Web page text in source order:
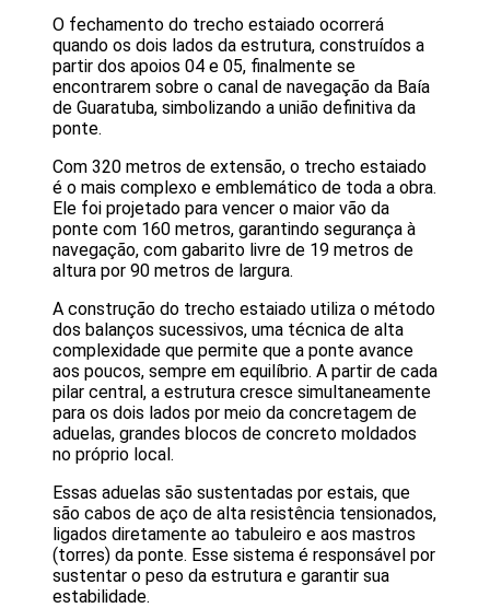
O fechamento do trecho estaiado ocorrerá
quando os dois lados da estrutura, construídos a
partir dos apoios 04 e 05, finalmente se
encontrarem sobre o canal de navegação da Baía
de Guaratuba, simbolizando a união definitiva da
ponte.
Com 320 metros de extensão, o trecho estaiado
é o mais complexo e emblemático de toda a obra.
Ele foi projetado para vencer o maior vão da
ponte com 160 metros, garantindo segurança à
navegação, com gabarito livre de 19 metros de
altura por 90 metros de largura.
A construção do trecho estaiado utiliza o método
dos balanços sucessivos, uma técnica de alta
complexidade que permite que a ponte avance
aos poucos, sempre em equilíbrio. A partir de cada
pilar central, a estrutura cresce simultaneamente
para os dois lados por meio da concretagem de
aduelas, grandes blocos de concreto moldados
no próprio local.
Essas aduelas são sustentadas por estais, que
são cabos de aço de alta resistência tensionados,
ligados diretamente ao tabuleiro e aos mastros
(torres) da ponte. Esse sistema é responsável por
sustentar o peso da estrutura e garantir sua
estabilidade.